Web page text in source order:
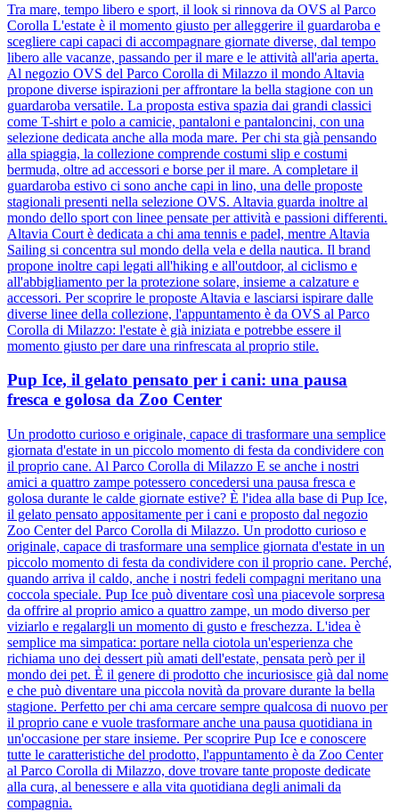
Tra mare, tempo libero e sport, il look si rinnova da OVS al Parco
Corolla L'estate è il momento giusto per alleggerire il guardaroba e
scegliere capi capaci di accompagnare giornate diverse, dal tempo
libero alle vacanze, passando per il mare e le attività all'aria aperta.
Al negozio OVS del Parco Corolla di Milazzo il mondo Altavia
propone diverse ispirazioni per affrontare la bella stagione con un
guardaroba versatile. La proposta estiva spazia dai grandi classici
come T-shirt e polo a camicie, pantaloni e pantaloncini, con una
selezione dedicata anche alla moda mare. Per chi sta già pensando
alla spiaggia, la collezione comprende costumi slip e costumi
bermuda, oltre ad accessori e borse per il mare. A completare il
guardaroba estivo ci sono anche capi in lino, una delle proposte
stagionali presenti nella selezione OVS. Altavia guarda inoltre al
mondo dello sport con linee pensate per attività e passioni differenti.
Altavia Court è dedicata a chi ama tennis e padel, mentre Altavia
Sailing si concentra sul mondo della vela e della nautica. Il brand
propone inoltre capi legati all'hiking e all'outdoor, al ciclismo e
all'abbigliamento per la protezione solare, insieme a calzature e
accessori. Per scoprire le proposte Altavia e lasciarsi ispirare dalle
diverse linee della collezione, l'appuntamento è da OVS al Parco
Corolla di Milazzo: l'estate è già iniziata e potrebbe essere il
momento giusto per dare una rinfrescata al proprio stile.
Pup Ice, il gelato pensato per i cani: una pausa
fresca e golosa da Zoo Center
Un prodotto curioso e originale, capace di trasformare una semplice
giornata d'estate in un piccolo momento di festa da condividere con
il proprio cane. Al Parco Corolla di Milazzo E se anche i nostri
amici a quattro zampe potessero concedersi una pausa fresca e
golosa durante le calde giornate estive? È l'idea alla base di Pup Ice,
il gelato pensato appositamente per i cani e proposto dal negozio
Zoo Center del Parco Corolla di Milazzo. Un prodotto curioso e
originale, capace di trasformare una semplice giornata d'estate in un
piccolo momento di festa da condividere con il proprio cane. Perché,
quando arriva il caldo, anche i nostri fedeli compagni meritano una
coccola speciale. Pup Ice può diventare così una piacevole sorpresa
da offrire al proprio amico a quattro zampe, un modo diverso per
viziarlo e regalargli un momento di gusto e freschezza. L'idea è
semplice ma simpatica: portare nella ciotola un'esperienza che
richiama uno dei dessert più amati dell'estate, pensata però per il
mondo dei pet. È il genere di prodotto che incuriosisce già dal nome
e che può diventare una piccola novità da provare durante la bella
stagione. Perfetto per chi ama cercare sempre qualcosa di nuovo per
il proprio cane e vuole trasformare anche una pausa quotidiana in
un'occasione per stare insieme. Per scoprire Pup Ice e conoscere
tutte le caratteristiche del prodotto, l'appuntamento è da Zoo Center
al Parco Corolla di Milazzo, dove trovare tante proposte dedicate
alla cura, al benessere e alla vita quotidiana degli animali da
compagnia.